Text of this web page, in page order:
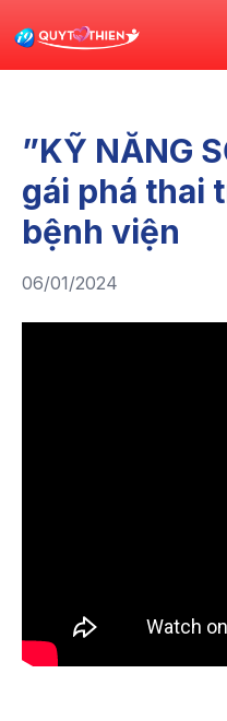
”KỸ NĂNG
gái phá thai
bệnh viện
06/01/2024